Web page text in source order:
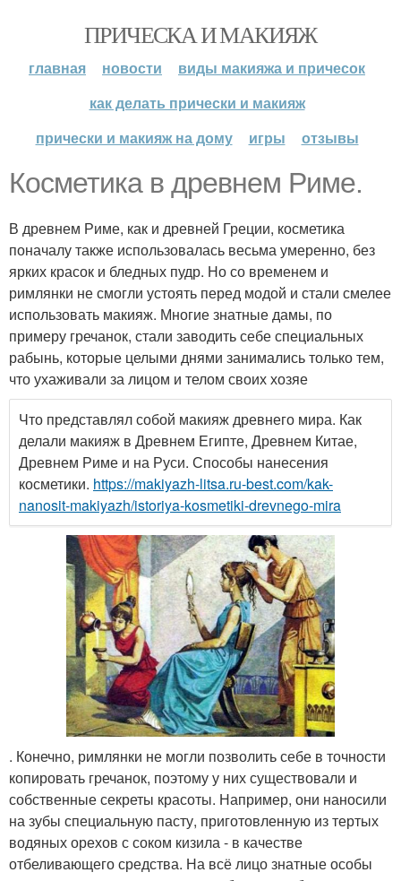
ПРИЧЕСКА И МАКИЯЖ
главная новости
виды макияжа и причесок
как делать прически и макияж
прически и макияж на дому
игры отзывы
Косметика в древнем Риме.
В древнем Риме, как и древней Греции, косметика
поначалу также использовалась весьма умеренно, без
ярких красок и бледных пудр. Но со временем и
римлянки не смогли устоять перед модой и стали смелее
использовать макияж. Многие знатные дамы, по
примеру гречанок, стали заводить себе специальных
рабынь, которые целыми днями занимались только тем,
что ухаживали за лицом и телом своих хозяе
Что представлял собой макияж древнего мира. Как
делали макияж в Древнем Египте, Древнем Китае,
Древнем Риме и на Руси. Способы нанесения
косметики. https://makiyazh-litsa.ru-best.com/kak-
nanosit-makiyazh/istoriya-kosmetiki-drevnego-mira
. Конечно, римлянки не могли позволить себе в точности
копировать гречанок, поэтому у них существовали и
собственные секреты красоты. Например, они наносили
на зубы специальную пасту, приготовленную из тертых
водяных орехов с соком кизила - в качестве
отбеливающего средства. На всё лицо знатные особы